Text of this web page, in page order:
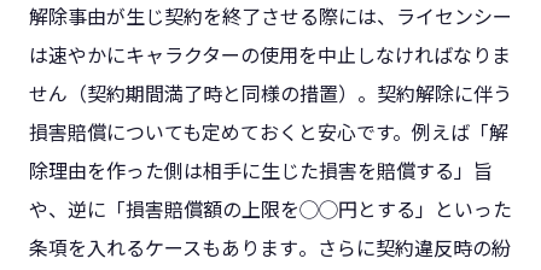
解除事由が生じ契約を終了させる際には、ライセンシー
は速やかにキャラクターの使用を中止しなければなりま
せん（契約期間満了時と同様の措置）​。契約解除に伴う
損害賠償についても定めておくと安心です。例えば「解
除理由を作った側は相手に生じた損害を賠償する」旨
や、逆に「損害賠償額の上限を◯◯円とする」といった
条項を入れるケースもあります​。さらに契約違反時の紛